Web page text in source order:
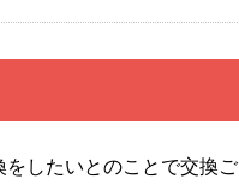
したいとのことで交換ご